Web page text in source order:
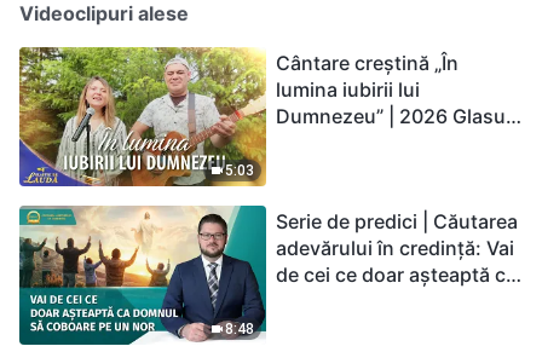
Videoclipuri alese
5:03
Cântare creștină „În
lumina iubirii lui
Dumnezeu” | 2026 Glasuri
8:48
Serie de predici | Căutarea
adevărului în credință: Vai
de cei ce doar așteaptă ca